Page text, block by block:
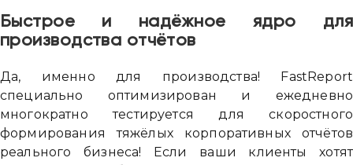
Быстрое и надёжное ядро для
производства отчётов
Да, именно для производства! FastReport
специально оптимизирован и ежедневно
многократно тестируется для скоростного
формирования тяжёлых корпоративных отчётов
реального бизнеса! Если ваши клиенты хотят